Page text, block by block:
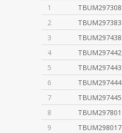
1 TBUM297308
2 TBUM297383
3 TBUM297438
4 TBUM297442
5 TBUM297443
6 TBUM297444
7 TBUM297445
8 TBUM297801
9 TBUM298017